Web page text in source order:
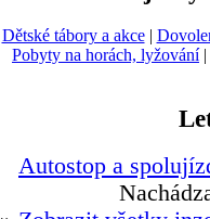
Dětské tábory a akce|
Pobyty na horách, lyžování|
Autostop a